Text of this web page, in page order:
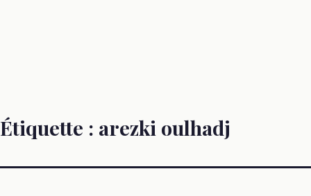
Étiquette : arezki oulhadj